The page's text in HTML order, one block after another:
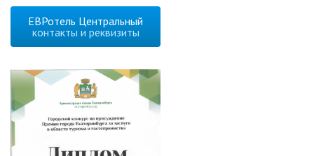
ЕВРотель Центральный
контакты и реквизиты